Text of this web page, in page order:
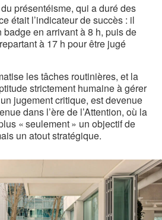
présentéisme, qui a duré des
était l’indicateur de succès : il
en arrivant à 8 h, puis de
à 17 h pour être jugé
les tâches routinières, et la
strictement humaine à gérer
jugement critique, est devenue
dans l’ère de l’Attention, où la
« seulement » un objectif de
un atout stratégique.